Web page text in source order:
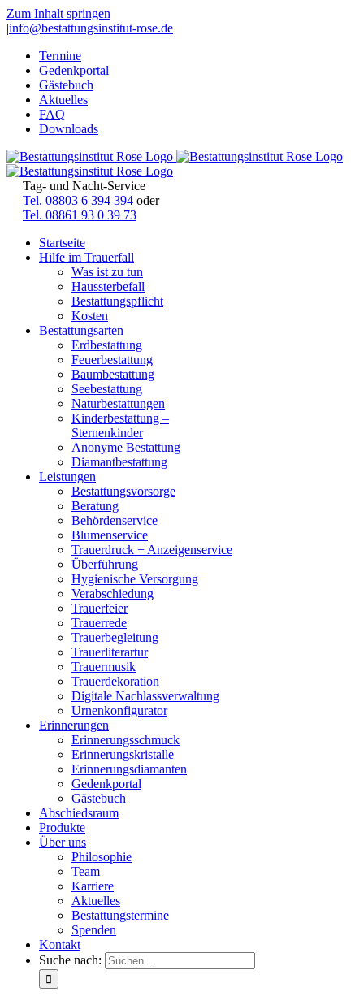
Zum Inhalt springen
|info@bestattungsinstitut-rose.de
Termine
Gedenkportal
Gästebuch
Aktuelles
FAQ
Downloads
Tag- und Nacht-Service
Tel. 08803 6 394 394 oder
Tel. 08861 93 0 39 73
Startseite
Hilfe im Trauerfall
Was ist zu tun
Haussterbefall
Bestattungspflicht
Kosten
Bestattungsarten
Erdbestattung
Feuerbestattung
Baumbestattung
Seebestattung
Naturbestattungen
Kinderbestattung –
Sternenkinder
Anonyme Bestattung
Diamantbestattung
Leistungen
Bestattungsvorsorge
Beratung
Behördenservice
Blumenservice
Trauerdruck + Anzeigenservice
Überführung
Hygienische Versorgung
Verabschiedung
Trauerfeier
Trauerrede
Trauerbegleitung
Trauerliterartur
Trauermusik
Trauerdekoration
Digitale Nachlassverwaltung
Urnenkonfigurator
Erinnerungen
Erinnerungsschmuck
Erinnerungskristalle
Erinnerungsdiamanten
Gedenkportal
Gästebuch
Abschiedsraum
Produkte
Über uns
Philosophie
Team
Karriere
Aktuelles
Bestattungstermine
Spenden
Kontakt
Suche nach: